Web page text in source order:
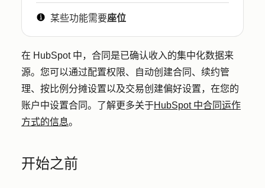
某些功能需要座位
在 HubSpot 中，合同是已确认收入的集中化数据来
源。您可以通过配置权限、自动创建合同、续约管
理、按比例分摊设置以及交易创建偏好设置，在您的
账户中设置合同。了解更多关于HubSpot 中合同运作
方式的信息。
开始之前